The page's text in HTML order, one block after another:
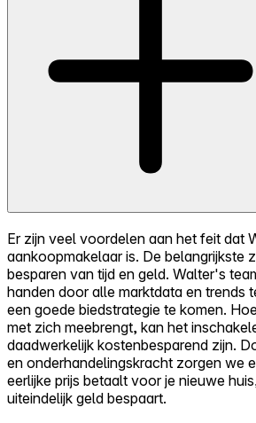
Er zijn veel voordelen aan het feit dat
aankoopmakelaar is. De belangrijkste
besparen van tijd en geld. Walter's
handen door alle marktdata en trends
een goede biedstrategie te komen.
met zich meebrengt, kan het
daadwerkelijk kostenbesparend zijn.
en onderhandelingskracht zorgen we
eerlijke prijs betaalt voor je nieuwe
uiteindelijk geld bespaart.